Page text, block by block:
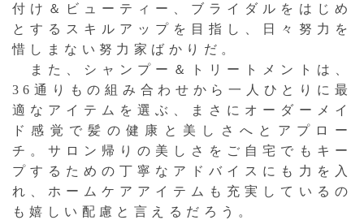
付け＆ビューティー、ブライダルをはじめ
とするスキルアップを目指し、日々努力を
惜しまない努力家ばかりだ。
また、シャンプー＆トリートメントは、
36通りもの組み合わせから一人ひとりに最
適なアイテムを選ぶ、まさにオーダーメイ
ド感覚で髪の健康と美しさへとアプロー
チ。サロン帰りの美しさをご自宅でもキー
プするための丁寧なアドバイスにも力を入
れ、ホームケアアイテムも充実しているの
も嬉しい配慮と言えるだろう。